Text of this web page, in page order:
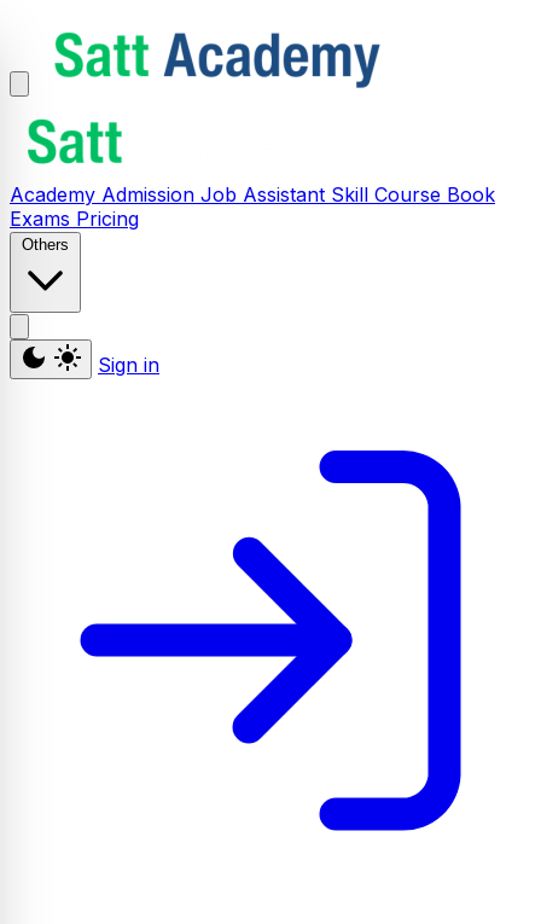
Academy Admission Job Assistant Skill Course Book
Exams Pricing
Others
Sign in